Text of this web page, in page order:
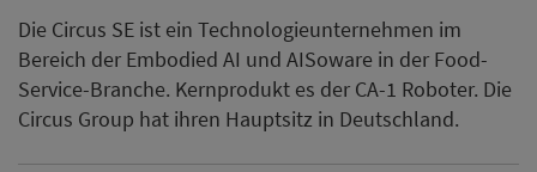
Die Circus SE ist ein Technologieunternehmen im
Bereich der Embodied AI und AISoware in der Food-
Service-Branche. Kernprodukt es der CA-1 Roboter. Die
Circus Group hat ihren Hauptsitz in Deutschland.